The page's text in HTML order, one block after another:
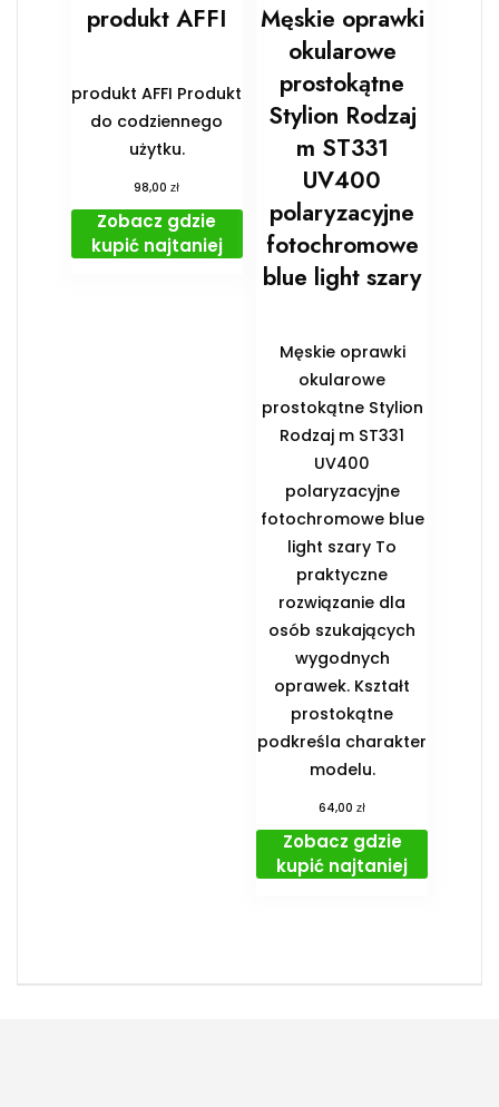
produkt AFFI
produkt AFFI Produkt
do codziennego
użytku.
98,00zł
Zobacz gdzie
kupić najtaniej
Męskie oprawki
okularowe
prostokątne
Stylion Rodzaj
m ST331
UV400
polaryzacyjne
fotochromowe
blue light szary
Męskie oprawki
okularowe
prostokątne Stylion
Rodzaj m ST331
UV400
polaryzacyjne
fotochromowe blue
light szary To
praktyczne
rozwiązanie dla
osób szukających
wygodnych
oprawek. Kształt
prostokątne
podkreśla charakter
modelu.
64,00zł
Zobacz gdzie
kupić najtaniej